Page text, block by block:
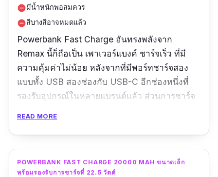
remove_circleมีน้ำหนักพอสมควร
remove_circleสีบางสีอาจหมดแล้ว
Powerbank Fast Charge อันทรงพลังจาก
Remax นี้ก็ถือเป็น เพาเวอร์แบงค์ ชาร์จเร็ว ที่มี
ความคุ้มค่าไม่น้อย หลังจากที่มีพอร์ทชาร์จสอง
แบบทั้ง USB สองช่องกับ USB-C อีกช่องหนึ่งที่
รองรับอุปกรณ์ในหลายแบรนด์แล้ว ส่วนการชาร์จ
Micro USB, Lightning และ Type-C เช่นกัน ด้าน
ความปลอดภัยอุปกรณ์จาก Remax ก็ยังมี
มาตรฐานจากสากลอีกด้วย
READ MORE
POWERBANK FAST CHARGE 20000 MAH ขนาดเล็ก
พร้อมรองรับการชาร์จที่ 22.5 วัตต์